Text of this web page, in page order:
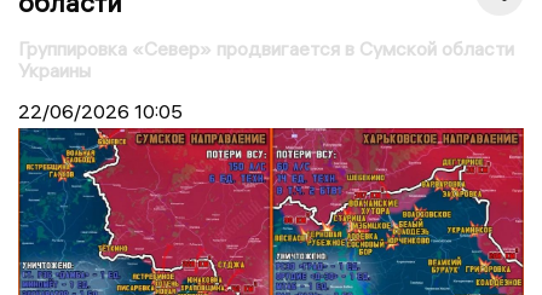
Группировка «Север» продвигается в Сумской области
Украины
22/06/2026 10:05